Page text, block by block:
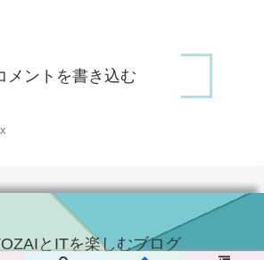
メントを書き込む
とITを楽しむブログ